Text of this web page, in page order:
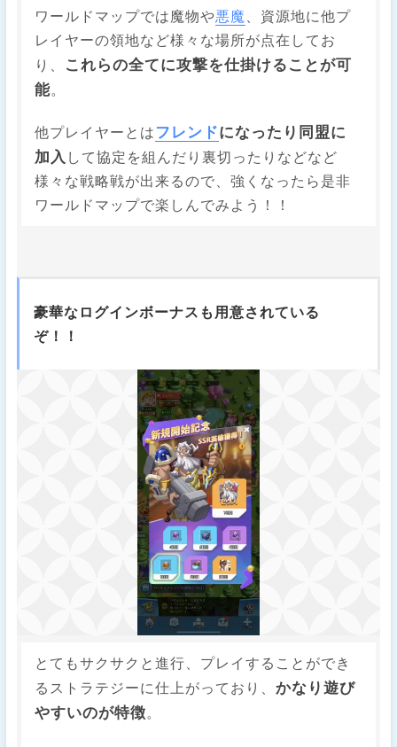
ワールドマップでは魔物や悪魔
、資源地に他プ
レイヤーの領地など様々な場所が点在してお
り、 これらの全てに攻撃を仕掛けることが可
能。
他プレイヤーとはフレンドになったり同盟に
加入 して協定を組んだり裏切ったりなどなど
様々な戦略戦が出来るので、強くなったら是非
ワールドマップで楽しんでみよう！！
豪華なログインボーナスも用意されている
ぞ！！
とてもサクサクと進行、プレイすることができ
るストラテジーに仕上がっており、かなり遊び
やすいのが特徴。